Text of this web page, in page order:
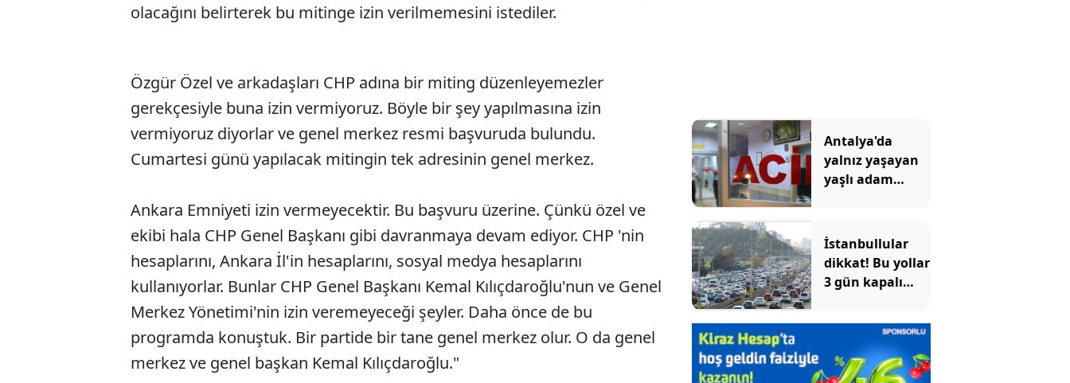
olacağını belirterek bu mitinge izin verilmemesini istediler.
Özgür Özel ve arkadaşları CHP adına bir miting düzenleyemezler
gerekçesiyle buna izin vermiyoruz. Böyle bir şey yapılmasına izin
vermiyoruz diyorlar ve genel merkez resmi başvuruda bulundu.
Cumartesi günü yapılacak mitingin tek adresinin genel merkez.
Ankara Emniyeti izin vermeyecektir. Bu başvuru üzerine. Çünkü özel ve
ekibi hala CHP Genel Başkanı gibi davranmaya devam ediyor. CHP 'nin
hesaplarını, Ankara İl'in hesaplarını, sosyal medya hesaplarını
kullanıyorlar. Bunlar CHP Genel Başkanı Kemal Kılıçdaroğlu'nun ve Genel
Merkez Yönetimi'nin izin veremeyeceği şeyler. Daha önce de bu
programda konuştuk. Bir partide bir tane genel merkez olur. O da genel
merkez ve genel başkan Kemal Kılıçdaroğlu."
Antalya'da
yalnız yaşayan
yaşlı adam
İstanbullular
dikkat! Bu yollar
3 gün kapalı